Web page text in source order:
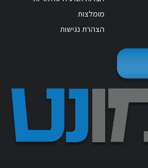
מומלצות
הצהרת נגישות